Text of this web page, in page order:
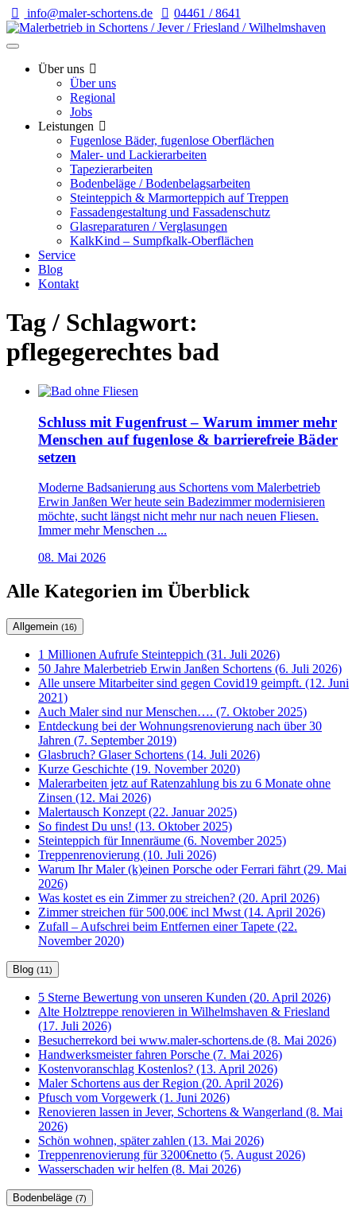
info@maler-schortens.de 04461 / 8641
Über uns
Über uns
Regional
Jobs
Leistungen
Fugenlose Bäder, fugenlose Oberflächen
Maler- und Lackierarbeiten
Tapezierarbeiten
Bodenbeläge / Bodenbelagsarbeiten
Steinteppich & Marmorteppich auf Treppen
Fassadengestaltung und Fassadenschutz
Glasreparaturen / Verglasungen
KalkKind – Sumpfkalk-Oberflächen
Service
Blog
Kontakt
Tag / Schlagwort:
pflegegerechtes bad
Schluss mit Fugenfrust – Warum immer mehr
Menschen auf fugenlose & barrierefreie Bäder
setzen
Moderne Badsanierung aus Schortens vom Malerbetrieb
Erwin Janßen Wer heute sein Badezimmer modernisieren
möchte, sucht längst nicht mehr nur nach neuen Fliesen.
Immer mehr Menschen ...
08. Mai 2026
Alle Kategorien im Überblick
Allgemein (16)
1 Millionen Aufrufe Steinteppich (31. Juli 2026)
50 Jahre Malerbetrieb Erwin Janßen Schortens (6. Juli 2026)
Alle unsere Mitarbeiter sind gegen Covid19 geimpft. (12. Juni
2021)
Auch Maler sind nur Menschen…. (7. Oktober 2025)
Entdeckung bei der Wohnungsrenovierung nach über 30
Jahren (7. September 2019)
Glasbruch? Glaser Schortens (14. Juli 2026)
Kurze Geschichte (19. November 2020)
Malerarbeiten jetz auf Ratenzahlung bis zu 6 Monate ohne
Zinsen (12. Mai 2026)
Malertausch Konzept (22. Januar 2025)
So findest Du uns! (13. Oktober 2025)
Steinteppich für Innenräume (6. November 2025)
Treppenrenovierung (10. Juli 2026)
Warum Ihr Maler (k)einen Porsche oder Ferrari fährt (29. Mai
2026)
Was kostet es ein Zimmer zu streichen? (20. April 2026)
Zimmer streichen für 500,00€ incl Mwst (14. April 2026)
Zufall – Aufschrei beim Entfernen einer Tapete (22.
November 2020)
Blog (11)
5 Sterne Bewertung von unseren Kunden (20. April 2026)
Alte Holztreppe renovieren in Wilhelmshaven & Friesland
(17. Juli 2026)
Besucherrekord bei www.maler-schortens.de (8. Mai 2026)
Handwerksmeister fahren Porsche (7. Mai 2026)
Kostenvoranschlag Kostenlos? (13. April 2026)
Maler Schortens aus der Region (20. April 2026)
Pfusch vom Vorgewerk (1. Juni 2026)
Renovieren lassen in Jever, Schortens & Wangerland (8. Mai
2026)
Schön wohnen, später zahlen (13. Mai 2026)
Treppenrenovierung für 3200€netto (5. August 2026)
Wasserschaden wir helfen (8. Mai 2026)
Bodenbeläge (7)